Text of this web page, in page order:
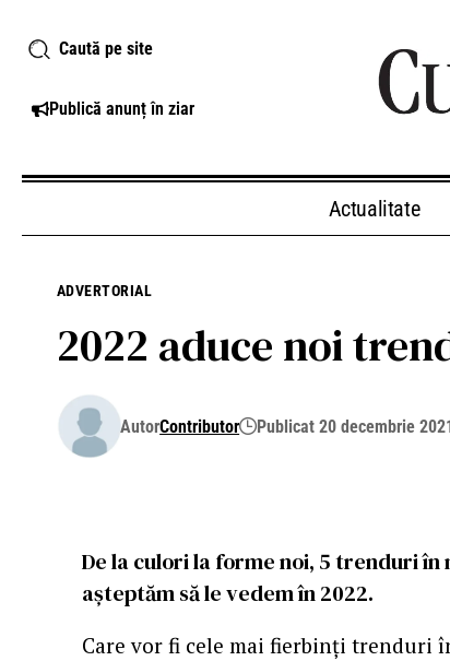
Caută pe site
Publică anunț în ziar
Actualitate
ADVERTORIAL
2022 aduce noi
AutorContributor Publicat 20 decembrie
De la culori la forme noi, 5 trenduri
așteptăm să le vedem în 2022.
Care vor fi cele mai fierbinți trenduri